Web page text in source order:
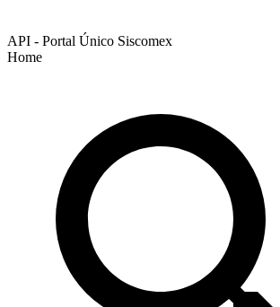
API - Portal Único Siscomex
Home